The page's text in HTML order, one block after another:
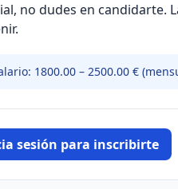
no dudes en candidarte.
1800.00 – 2500.00 €
sesión para inscribirte